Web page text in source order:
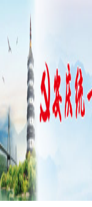
页
要
聚
战
讯
各
动
态
关
党
建
他
山
之
石
理
论
园
统
战